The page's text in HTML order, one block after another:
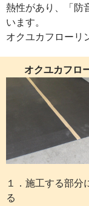
熱性があり、「防
います。
オクユカフローリ
オクユカフロ
１．施工する部分
る